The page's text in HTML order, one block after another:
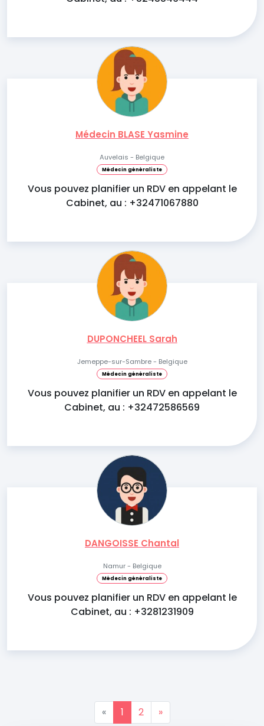
Médecin BLASE Yasmine
Auvelais - Belgique
Médecin généraliste
Vous pouvez planifier un RDV en appelant le
Cabinet, au : +32471067880
DUPONCHEEL Sarah
Jemeppe-sur-Sambre - Belgique
Médecin généraliste
Vous pouvez planifier un RDV en appelant le
Cabinet, au : +32472586569
DANGOISSE Chantal
Namur - Belgique
Médecin généraliste
Vous pouvez planifier un RDV en appelant le
Cabinet, au : +3281231909
« 1 2 »